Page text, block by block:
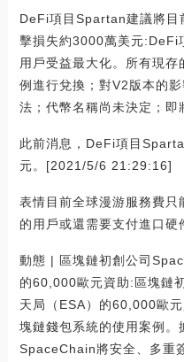
DeFi項目Spartan建議將目
擊損失約3000萬美元:DeFi
用戶受益最大化。所有現
例進行兌換；對V2版本的
法；代幣名稱尚未決定；即
此前消息，DeFi項目
元。[2021/5/6 21:29:16]
表情目前全球漫游服務費
的用戶或還需要支付進口硬
動態 | 區塊鏈初創公司
的60,000歐元資助:區塊鏈
天局（ESA）的60,000歐
塊鏈錢包系統的使用案例。
SpaceChain將安全、多重